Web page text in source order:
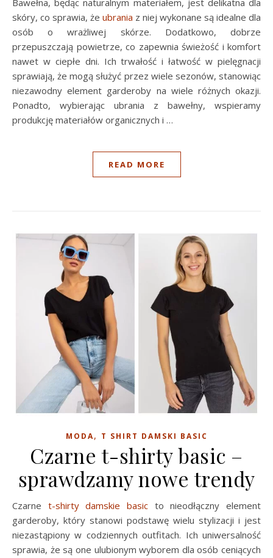
skóry, co sprawia, że ubrania z niej wykonane są idealne dla
osób o wrażliwej skórze. Dodatkowo, dobrze
przepuszczają powietrze, co zapewnia świeżość i komfort
nawet w ciepłe dni. Ich trwałość i łatwość w pielęgnacji
sprawiają, że mogą służyć przez wiele sezonów, stanowiąc
niezawodny element garderoby na wiele różnych okazji.
Ponadto, wybierając ubrania z bawełny, wspieramy
produkcję materiałów organicznych i …
READ MORE
MODA, T SHIRT DAMSKI BASIC
Czarne t-shirty basic –
sprawdzamy nowe trendy
Czarne t-shirty damskie basic to nieodłączny element
garderoby, który stanowi podstawę wielu stylizacji i jest
niezastąpiony w codziennych outfitach. Ich uniwersalność
sprawia, że są one ulubionym wyborem dla osób ceniących